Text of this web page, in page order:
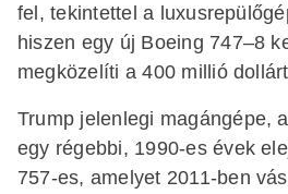
fel, tekintettel a
hiszen egy új Boeing 747–8
megközelíti a 400 millió
Trump jelenlegi magángépe,
egy régebbi, 1990-es évek
757-es, amelyet 2011-ben